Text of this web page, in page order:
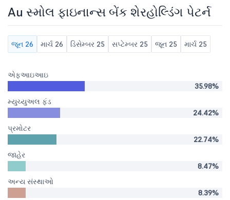
Au સ્મોલ ફાઇનાન્સ બેંક શેરહોલ્ડિંગ પેટર્ન
જૂન 26 માર્ચ 26 ડિસેમ્બર 25 સપ્ટેમ્બર 25 જૂન 25 માર્ચ 25
એફઆઇઆઇ
35.98%
મ્યુચ્યુઅલ ફંડ
24.42%
પ્રમોટર
22.74%
જાહેર
8.47%
અન્ય સંસ્થાઓ
8.39%